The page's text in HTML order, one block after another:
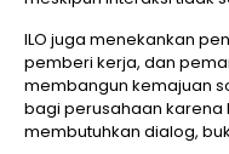
ILO juga menekankan
pemberi kerja, dan
membangun kemajuan
bagi perusahaan karena
membutuhkan dialog,